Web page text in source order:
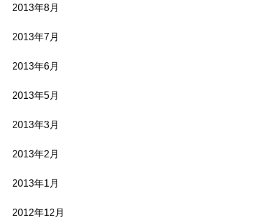
2013年8月
2013年7月
2013年6月
2013年5月
2013年3月
2013年2月
2013年1月
2012年12月